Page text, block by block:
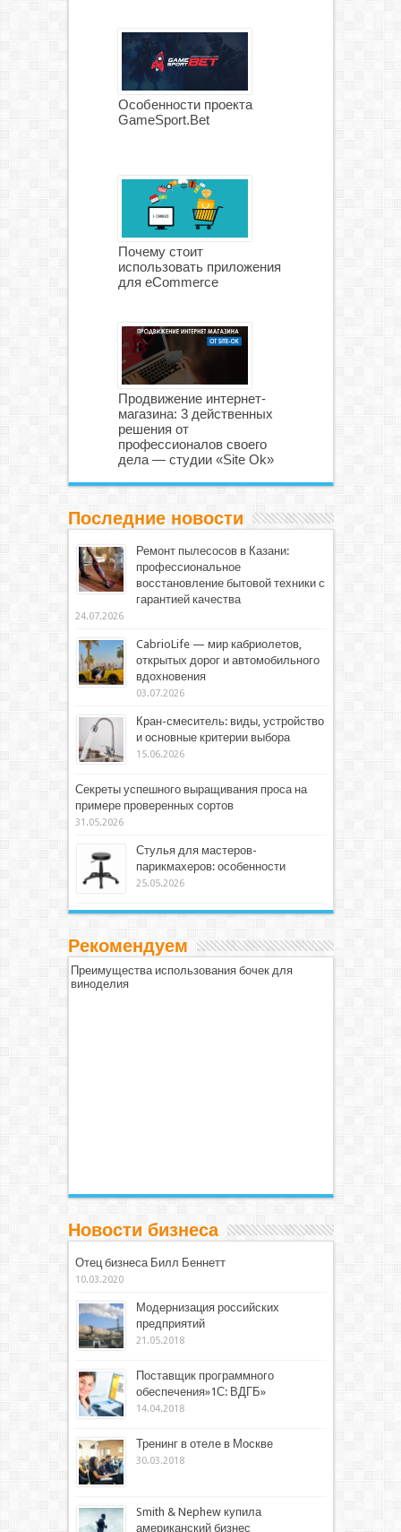
Особенности проекта
GameSport.Bet
Почему стоит
использовать приложения
для eCommerce
Продвижение интернет-
магазина: 3 действенных
решения от
профессионалов своего
дела — студии «Site Ok»
Последние новости
Ремонт пылесосов в Казани:
профессиональное
восстановление бытовой техники с
гарантией качества
24.07.2026
CabrioLife — мир кабриолетов,
открытых дорог и автомобильного
вдохновения
03.07.2026
Кран-смеситель: виды, устройство
и основные критерии выбора
15.06.2026
Секреты успешного выращивания проса на
примере проверенных сортов
31.05.2026
Стулья для мастеров-
парикмахеров: особенности
25.05.2026
Рекомендуем
Преимущества использования бочек для
виноделия
Новости бизнеса
Отец бизнеса Билл Беннетт
10.03.2020
Модернизация российских
предприятий
21.05.2018
Поставщик программного
обеспечения»1С: ВДГБ»
14.04.2018
Тренинг в отеле в Москве
30.03.2018
Smith & Nephew купила
американский бизнес